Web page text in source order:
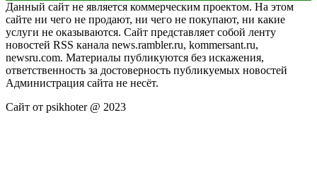
Данный сайт не является коммерческим проектом. На этом
сайте ни чего не продают, ни чего не покупают, ни какие
услуги не оказываются. Сайт представляет собой ленту
новостей RSS канала news.rambler.ru, kommersant.ru,
newsru.com. Материалы публикуются без искажения,
ответственность за достоверность публикуемых новостей
Администрация сайта не несёт.
Сайт от psikhoter @ 2023